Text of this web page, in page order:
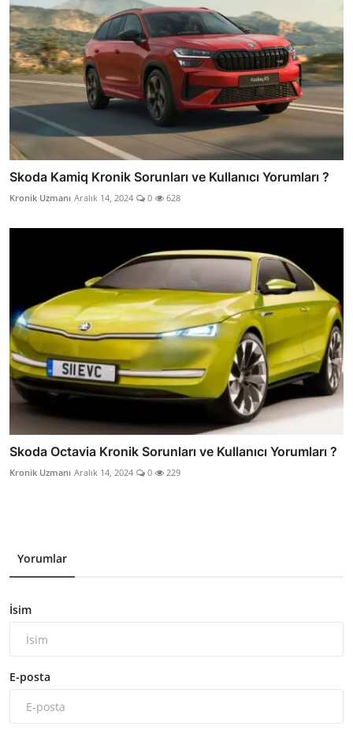
Skoda Kamiq Kronik Sorunları ve Kullanıcı Yorumları ?
Kronik Uzmanı Aralık 14, 2024 0 628
Skoda Octavia Kronik Sorunları ve Kullanıcı Yorumları ?
Kronik Uzmanı Aralık 14, 2024 0 229
Yorumlar
İsim
E-posta